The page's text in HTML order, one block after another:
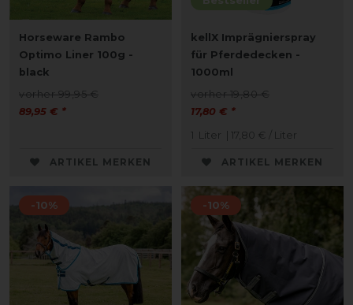
Horseware Rambo
Optimo Liner 100g -
black
vorher 99,95 €
89,95 € *
ARTIKEL MERKEN
kellX Imprägnierspray
für Pferdedecken -
1000ml
vorher 19,80 €
17,80 € *
1 Liter | 17,80 € / Liter
ARTIKEL MERKEN
-10% -10%